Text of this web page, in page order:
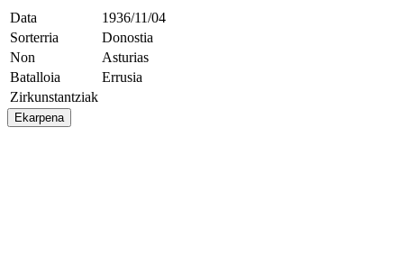
Data
1936/11/04
Sorterria
Donostia
Non
Asturias
Batalloia
Errusia
Zirkunstantziak